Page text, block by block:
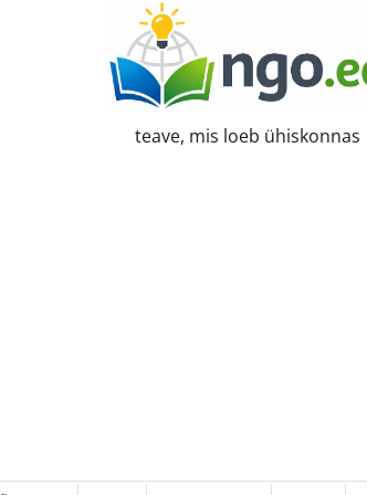
teave, mis loeb ühiskonnas